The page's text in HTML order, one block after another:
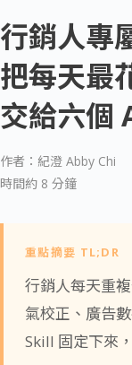
行銷人專
把每天最
交給六個
作者：紀澄 Abby
時間約 8 分鐘
重點摘要 TL;DR
行銷人每天重
氣校正、廣告
Skill 固定下來